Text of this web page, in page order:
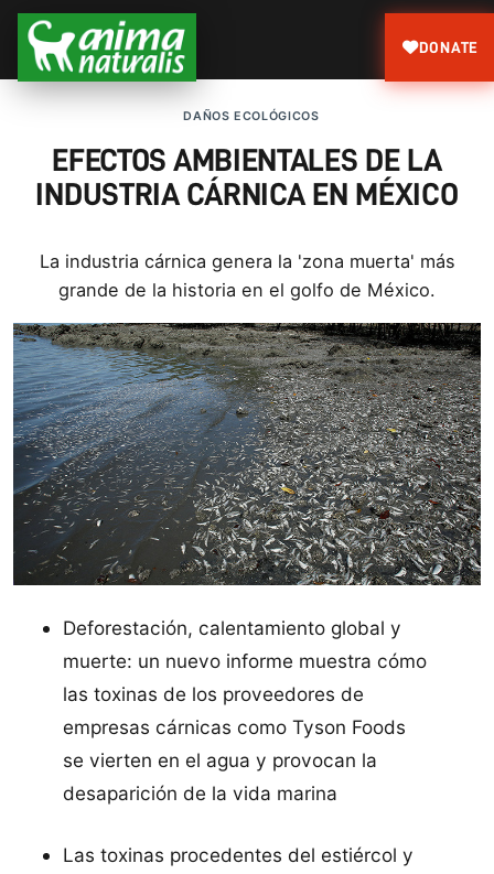
DONATE
DAÑOS ECOLÓGICOS
EFECTOS AMBIENTALES DE LA
INDUSTRIA CÁRNICA EN MÉXICO
La industria cárnica genera la 'zona muerta' más
grande de la historia en el golfo de México.
Deforestación, calentamiento global y
muerte: un nuevo informe muestra cómo
las toxinas de los proveedores de
empresas cárnicas como Tyson Foods
se vierten en el agua y provocan la
desaparición de la vida marina
Las toxinas procedentes del estiércol y